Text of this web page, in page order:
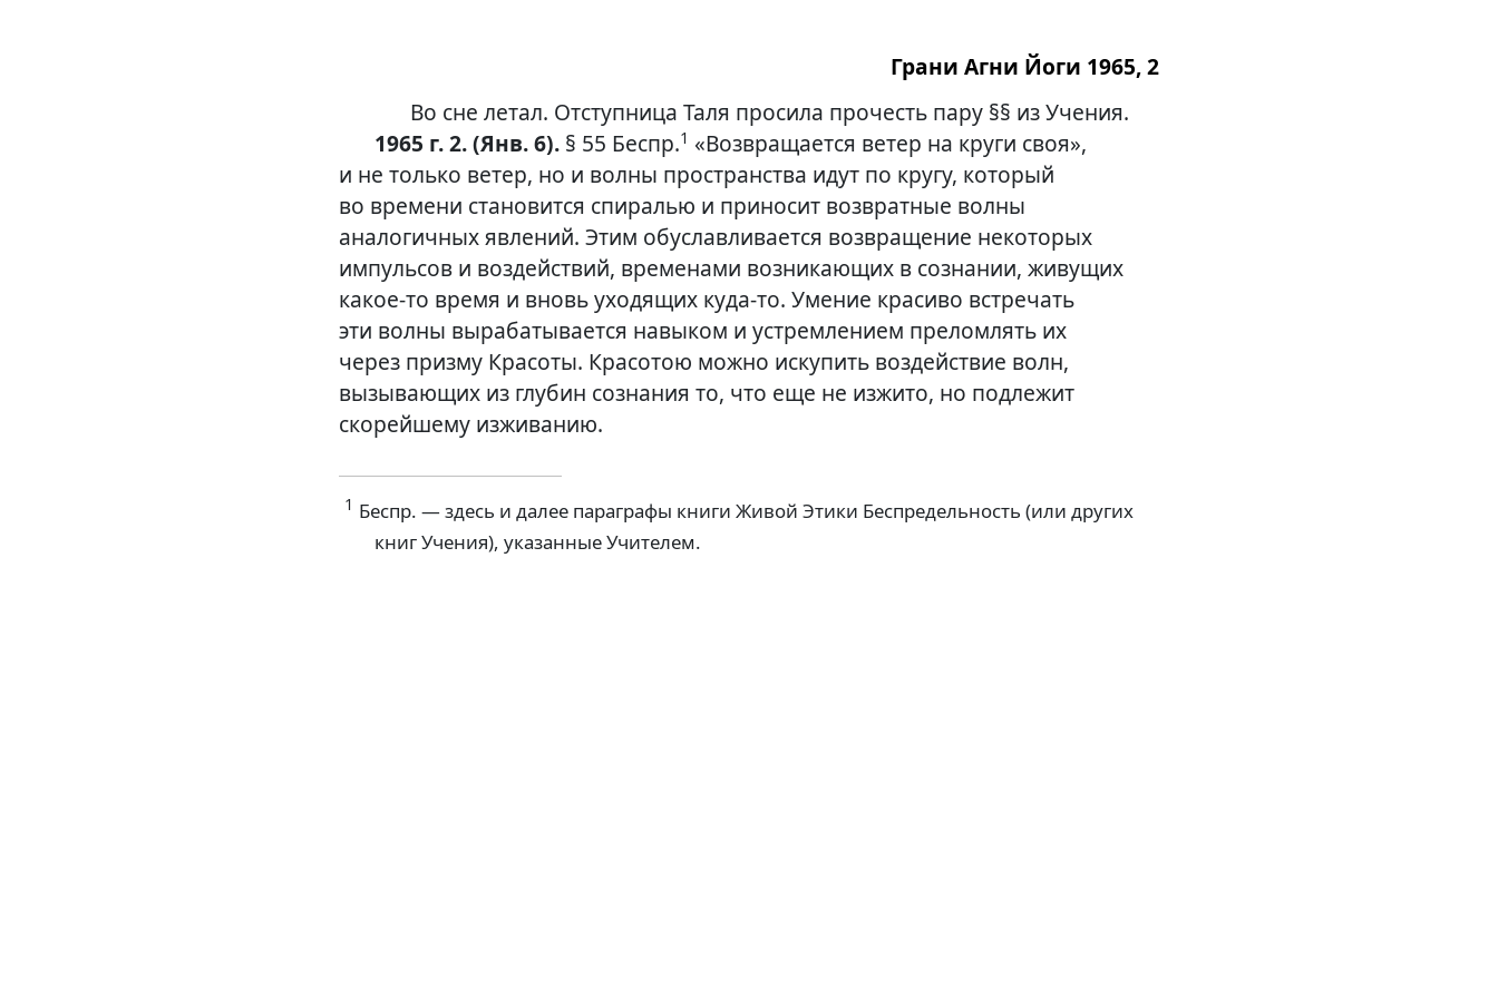
Грани Агни Йоги 1965, 2
Во сне летал. Отступница Таля просила прочесть пару §§ из Учения.
1965 г. 2. (Янв. 6). § 55 Беспр.1 «Возвращается ветер на круги своя»,
и не только ветер, но и волны пространства идут по кругу, который
во времени становится спиралью и приносит возвратные волны
аналогичных явлений. Этим обуславливается возвращение некоторых
импульсов и воздействий, временами возникающих в сознании, живущих
какое-то время и вновь уходящих куда-то. Умение красиво встречать
эти волны вырабатывается навыком и устремлением преломлять их
через призму Красоты. Красотою можно искупить воздействие волн,
вызывающих из глубин сознания то, что еще не изжито, но подлежит
скорейшему изживанию.
1 Беспр. — здесь и далее параграфы книги Живой Этики Беспредельность (или других
книг Учения), указанные Учителем.